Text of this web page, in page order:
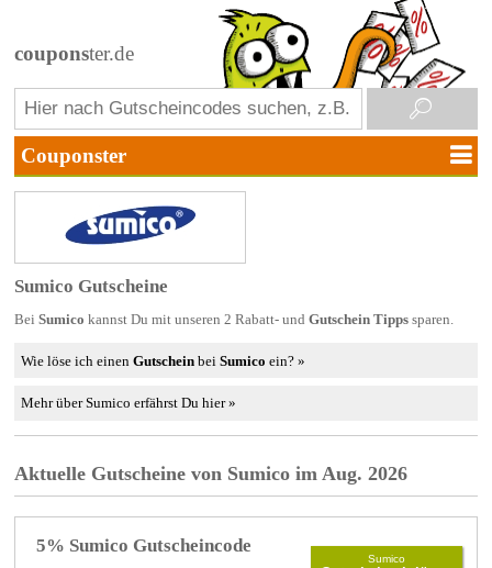
couponster.de
Sumico Gutscheine
Bei Sumico kannst Du mit unseren 2 Rabatt- und Gutschein Tippssparen.
Wie löse ich einenGutschein beiSumico ein? »
Mehr über Sumico erfährst Du hier »
Aktuelle Gutscheine von Sumico im Aug. 2026
5% Sumico Gutscheincode
Sumico